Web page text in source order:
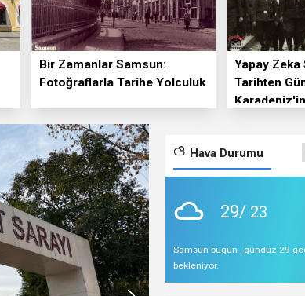
Bir Zamanlar Samsun:
Fotoğraflarla Tarihe Yolculuk
Yapay Zeka
Tarihten
Karadeniz'in
Hava Durumu
29/ 23
Samsun bugün , gündüz 29
bekleniyor.